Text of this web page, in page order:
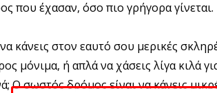
που έχασαν, όσο πιο γρήγορα γίνεται.
κάνεις στον εαυτό σου μερικές
μόνιμα, ή απλά να χάσεις λίγα κιλά
Ο σωστός δρόμος είναι να κάνεις